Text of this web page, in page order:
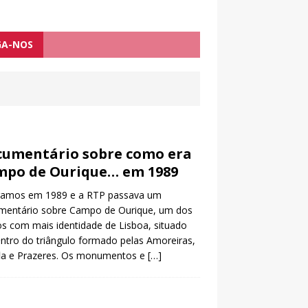
NOS
sobre como era
de Ourique… em 1989
em 1989 e a RTP passava um
sobre Campo de Ourique, um dos
com mais identidade de Lisboa, situado
do triângulo formado pelas Amoreiras,
e Prazeres. Os monumentos e […]